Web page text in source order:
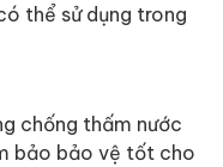
thể sử dụng trong
chống thấm nước
bảo bảo vệ tốt cho